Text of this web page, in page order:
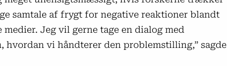
samtale af frygt for negative reaktioner blandt
medier. Jeg vil gerne tage en dialog med
hvordan vi håndterer den problemstilling,” sagde